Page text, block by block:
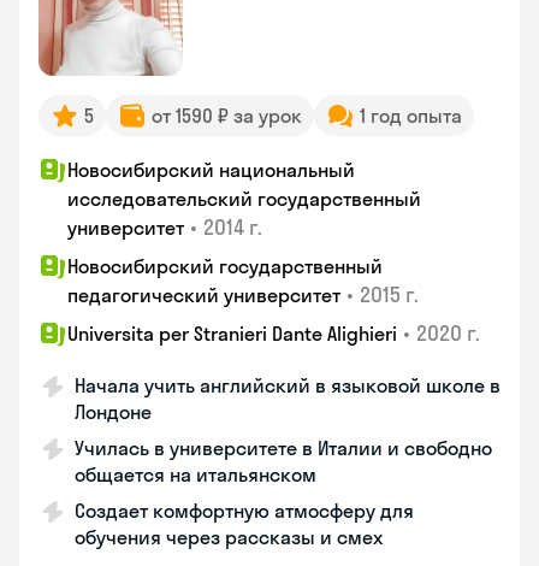
5 от 1590 ₽ за урок 1 год опыта
Новосибирский национальный
исследовательский государственный
университет • 2014 г.
Новосибирский государственный
педагогический университет • 2015 г.
Universita per Stranieri Dante Alighieri • 2020 г.
Начала учить английский в языковой школе в
Лондоне
Училась в университете в Италии и свободно
общается на итальянском
Создает комфортную атмосферу для
обучения через рассказы и смех